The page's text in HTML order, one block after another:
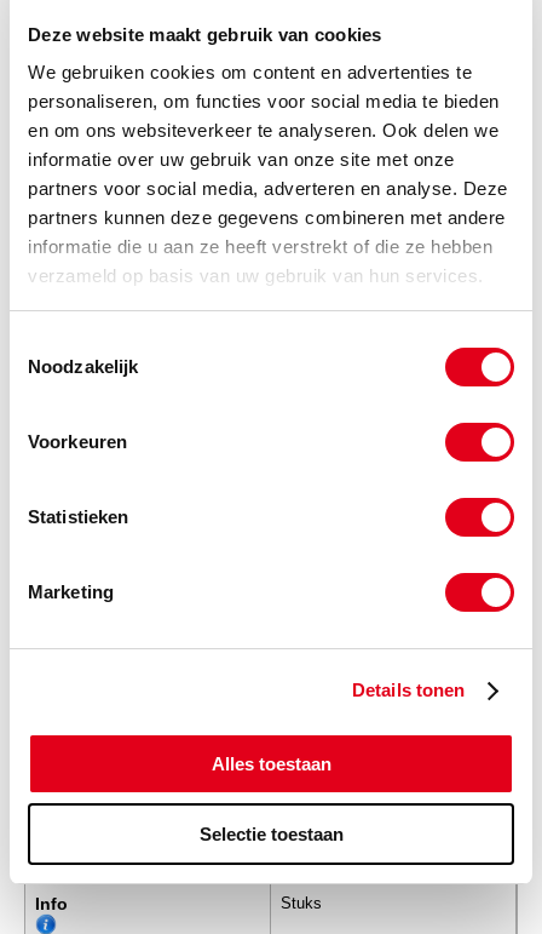
Deze website maakt gebruik van cookies
We gebruiken cookies om content en advertenties te
personaliseren, om functies voor social media te bieden
en om ons websiteverkeer te analyseren. Ook delen we
informatie over uw gebruik van onze site met onze
partners voor social media, adverteren en analyse. Deze
partners kunnen deze gegevens combineren met andere
informatie die u aan ze heeft verstrekt of die ze hebben
verzameld op basis van uw gebruik van hun services.
Noodzakelijk
Voorkeuren
Statistieken
Marketing
Details tonen
Alles toestaan
Selectie toestaan
-
SKF877
Zelfinst. lager SKF 2207 E-
2RS1KTN9
Info Stuks
Info
Zelfinst. lager SKF 2211 E-
2RS1KTN9 C3
Info Stuks